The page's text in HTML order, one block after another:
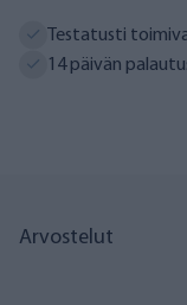
Testatusti
14 päivän
Arvostelut